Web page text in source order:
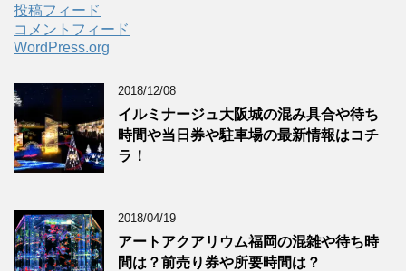
投稿フィード
コメントフィード
WordPress.org
2018/12/08
イルミナージュ大阪城の混み具合や待ち
時間や当日券や駐車場の最新情報はコチ
ラ！
2018/04/19
アートアクアリウム福岡の混雑や待ち時
間は？前売り券や所要時間は？